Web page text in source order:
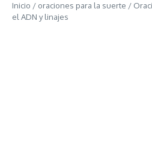
Inicio / oraciones para la suerte /
el ADN y linajes